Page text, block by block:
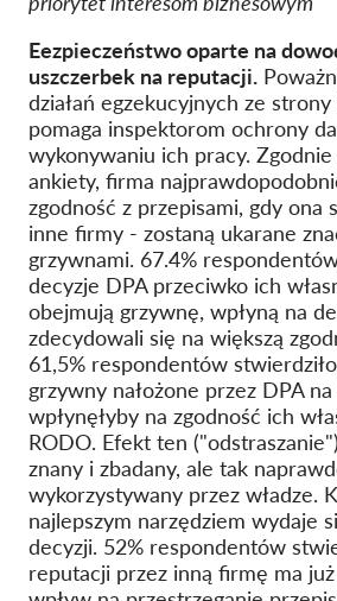
Eezpieczeństwo oparte na
uszczerbek na reputacji.
działań egzekucyjnych ze strony
pomaga inspektorom ochrony
wykonywaniu ich pracy.
ankiety, firma
zgodność z przepisami, gdy ona
inne firmy - zostaną ukarane
grzywnami. 67.4%
decyzje DPA przeciwko ich
obejmują grzywnę, wpłyną na
zdecydowali się na większą
61,5% respondentów
grzywny nałożone przez DPA
wpłynęłyby na zgodność ich
RODO. Efekt ten
znany i zbadany, ale tak
wykorzystywany przez władze.
najlepszym narzędziem wydaje
decyzji. 52% respondentów
reputacji przez inną firmę ma